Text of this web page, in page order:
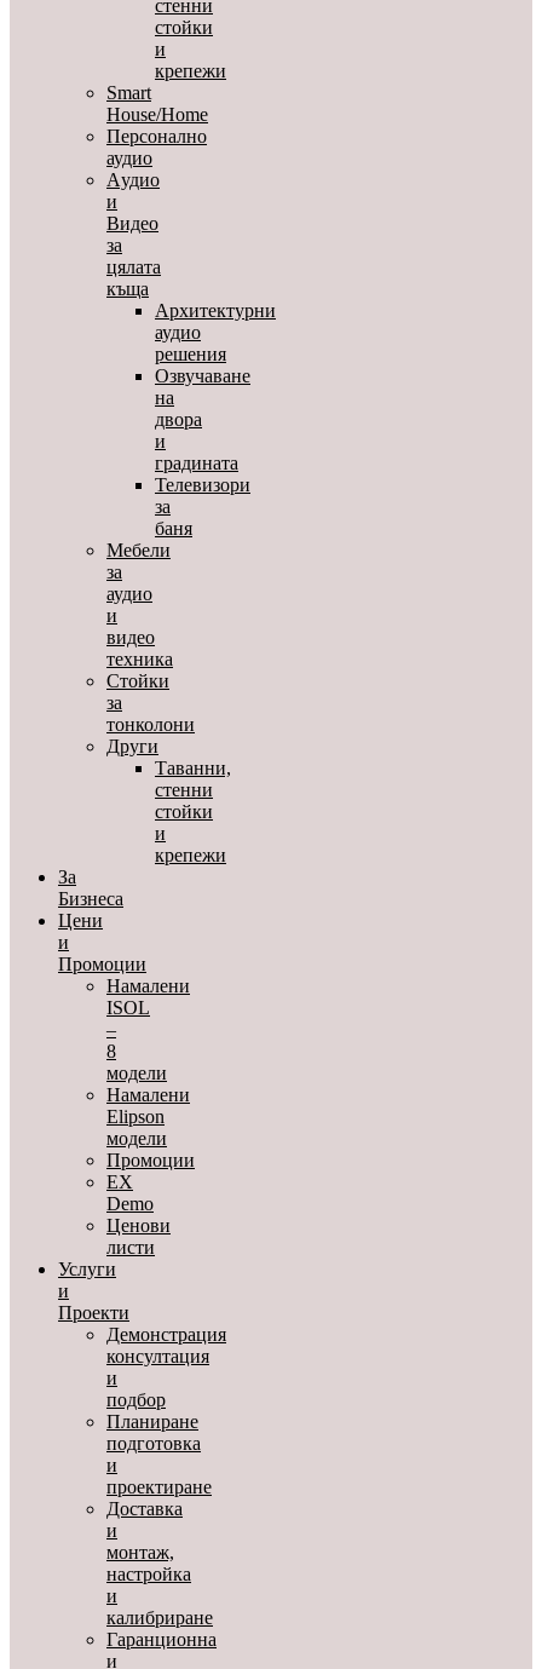
стенни
стойки
и
крепежи
Smart
House/Home
Персонално
аудио
Aудио
и
Видео
за
цялата
къща
Архитектурни
аудио
решения
Озвучаване
на
двора
и
градината
Телевизори
за
баня
Мебели
за
аудио
и
видео
техника
Стойки
за
тонколони
Други
Таванни,
стенни
стойки
и
крепежи
За
Бизнеса
Цени
и
Промоции
Намалени
ISOL
–
8
модели
Намалени
Elipson
модели
Промоции
EX
Demo
Ценови
листи
Услуги
и
Проекти
Демонстрация
консултация
и
подбор
Планиране
подготовка
и
проектиране
Доставка
и
монтаж,
настройка
и
калибриране
Гаранционна
и